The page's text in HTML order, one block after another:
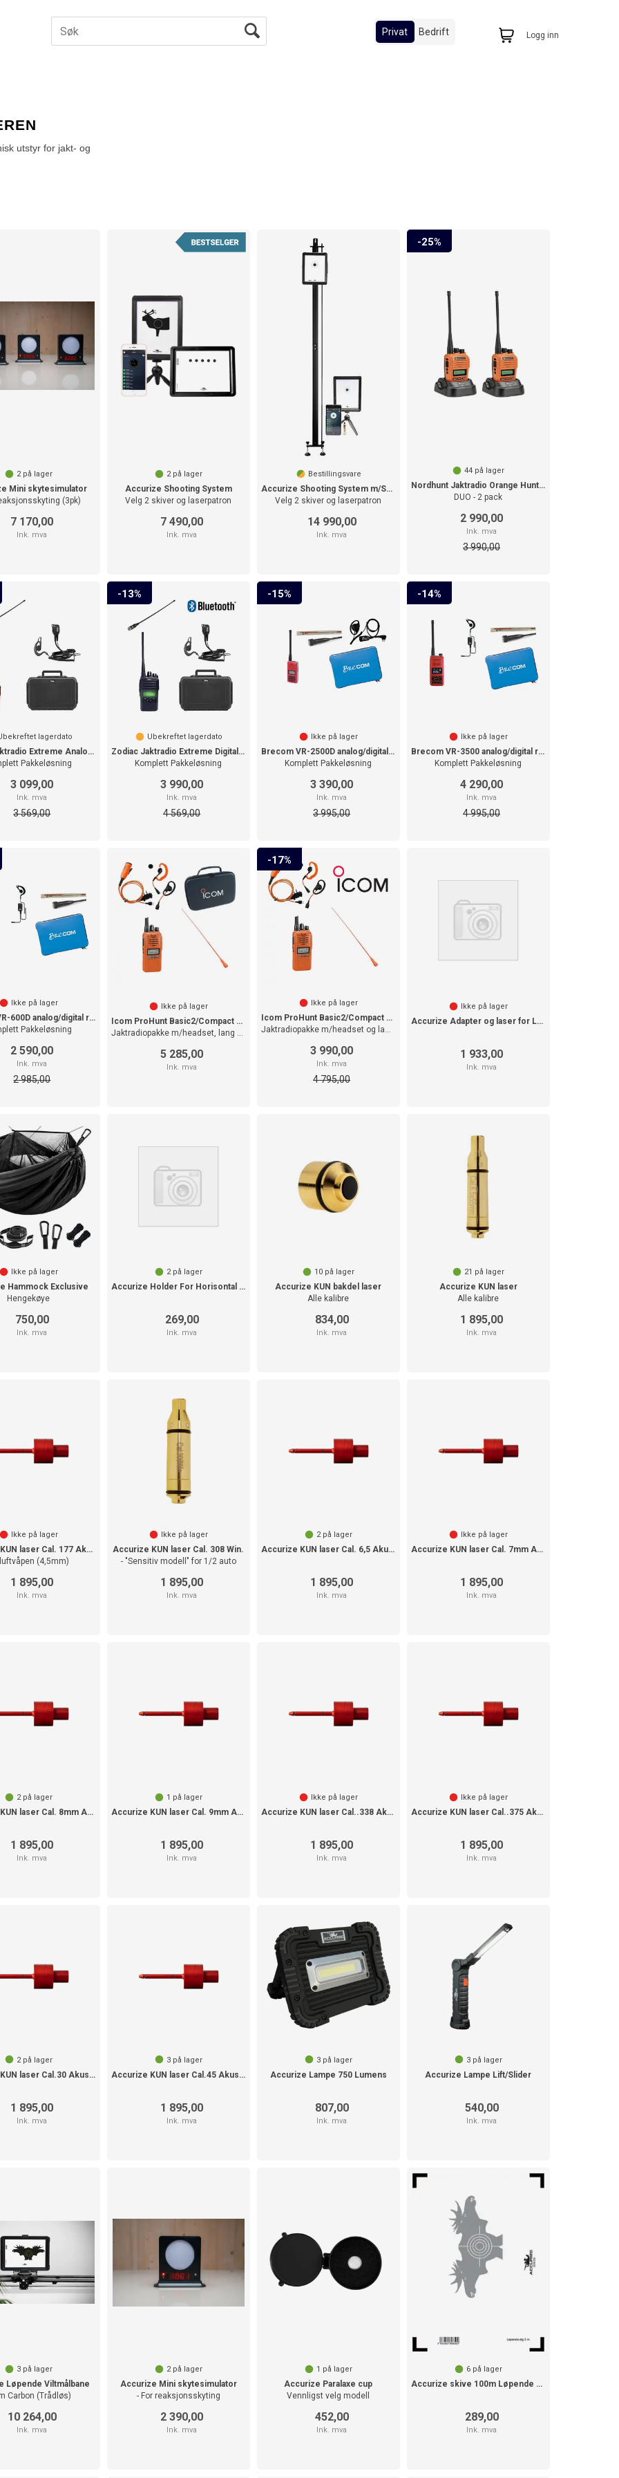
Logg inn
Privat Bedrift
utstyr for jakt- og
elektronikk
for å sikre
overforbruk, samtidig
ganger.
for vedlikehold våpen
det i
ikke
2på lager
Mini skytesimulator
(3pk)
7 170,00
Ink. mva
2på lager
Accurize Shooting System
Velg 2 skiver og laserpatron
7 490,00
Ink. mva
Bestillingsvare
Accurize Shooting System m/Skiveheis
Velg 2 skiver og laserpatron
14 990,00
Ink. mva
25%
44 på lager
Nordhunt Jaktradio Orange Hunting pack
DUO - 2 pack
2 990,00
Ink. mva
3 990,00
lagerdato
Zodiac Jaktradio Extreme Analog/Digital
Pakkeløsning
3 099,00
Ink. mva
3 569,00
13%
Ubekreftet lagerdato
Zodiac Jaktradio Extreme Digital BT
Komplett Pakkeløsning
3 990,00
Ink. mva
4 569,00
15%
Ikke på lager
Brecom VR-2500D analog/digital radio DMR
Komplett Pakkeløsning
3 390,00
Ink. mva
3 995,00
14%
Ikke på lager
Brecom VR-3500 analog/digital radio DMR
Komplett Pakkeløsning
4 290,00
Ink. mva
4 995,00
Ikke på lager
Brecom VR-600D analog/digital radio DMR
Pakkeløsning
2 590,00
Ink. mva
2 985,00
Ikke på lager
Icom ProHunt Basic2/Compact m/veske
5 285,00
Ink. mva
17%
Ikke på lager
Icom ProHunt Basic2/Compact pakke
3 990,00
Ink. mva
4 795,00
Ikke på lager
Accurize Adapter og laser for Luft Rifle
1 933,00
Ink. mva
Ikke på lager
Hammock Exclusive
Hengekøye
750,00
Ink. mva
2på lager
Accurize Holder For Horisontal Blink
269,00
Ink. mva
10 på lager
Accurize KUN bakdel laser
Alle kalibre
834,00
Ink. mva
21 på lager
Accurize KUN laser
Alle kalibre
1 895,00
Ink. mva
Ikke på lager
Accurize KUN laser Cal. 177 Akustisk
(4,5mm)
1 895,00
Ink. mva
Ikke på lager
Accurize KUN laser Cal. 308 Win.
- "Sensitiv modell" for 1/2 auto
1 895,00
Ink. mva
2på lager
Accurize KUN laser Cal. 6,5 Akustisk
1 895,00
Ink. mva
Ikke på lager
Accurize KUN laser Cal. 7mm Akustisk
1 895,00
Ink. mva
2på lager
Accurize KUN laser Cal. 8mm Akustisk
1 895,00
Ink. mva
1 på lager
Accurize KUN laser Cal. 9mm Akustisk
1 895,00
Ink. mva
Ikke på lager
Accurize KUN laser Cal..338 Akustisk
1 895,00
Ink. mva
Ikke på lager
Accurize KUN laser Cal..375 Akustisk
1 895,00
Ink. mva
2på lager
Accurize KUN laser Cal.30 Akustisk
1 895,00
Ink. mva
3 på lager
Accurize KUN laser Cal.45 Akustisk
1 895,00
Ink. mva
3 på lager
Accurize Lampe 750 Lumens
807,00
Ink. mva
3 på lager
Accurize Lampe Lift/Slider
540,00
Ink. mva
3 på lager
Løpende Viltmålbane
Carbon (Trådløs)
10 264,00
Ink. mva
2på lager
Accurize Mini skytesimulator
- For reaksjonsskyting
2 390,00
Ink. mva
1 på lager
Accurize Paralaxe cup
Vennligst velg modell
452,00
Ink. mva
6 på lager
Accurize skive 100m Løpende elg 5m
289,00
Ink. mva